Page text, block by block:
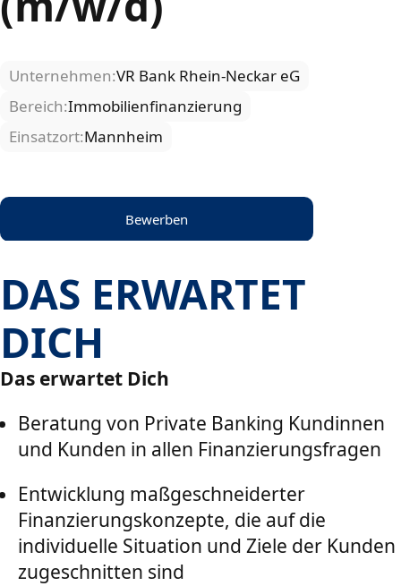
Unternehmen:VR Bank Rhein-Neckar eG
Bereich:Immobilienfinanzierung
Einsatzort:Mannheim
Bewerben
DAS ERWARTET
DICH
Das erwartet Dich
Beratung von Private Banking Kundinnen
und Kunden in allen Finanzierungsfragen
Entwicklung maßgeschneiderter
Finanzierungskonzepte, die auf die
individuelle Situation und Ziele der Kunden
zugeschnitten sind